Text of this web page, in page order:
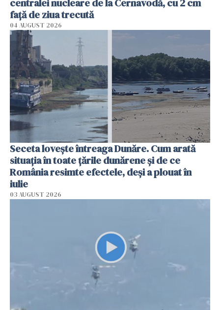
centralei nucleare de la Cernavodă, cu 2 cm
faţă de ziua trecută
04 AUGUST 2026
Seceta lovește întreaga Dunăre. Cum arată
situația în toate țările dunărene și de ce
România resimte efectele, deși a plouat în
iulie
03 AUGUST 2026